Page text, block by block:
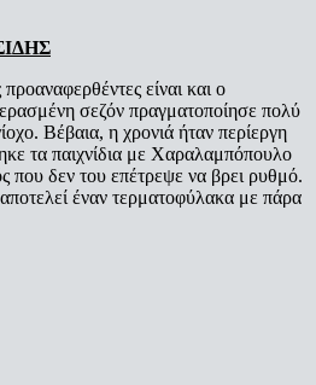
είναι και ο
σεζόν πραγματοποίησε πολύ
Βέβαια, η χρονιά ήταν περίεργη
τα παιχνίδια με Χαραλαμπόπουλο
που δεν του επέτρεψε να βρει ρυθμό.
έναν τερματοφύλακα με πάρα